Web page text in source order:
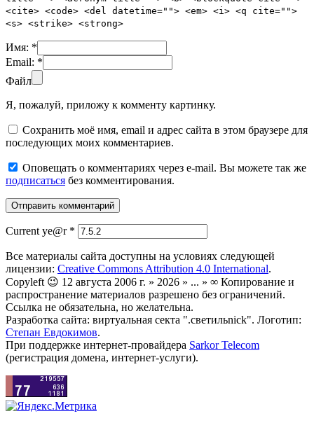
<cite> <code> <del datetime=""> <em> <i> <q cite="">
<s> <strike> <strong>
Имя: *
Email: *
Файл
Я, пожалуй, приложу к комменту картинку.
Сохранить моё имя, email и адрес сайта в этом браузере для
последующих моих комментариев.
Оповещать о комментариях через e-mail. Вы можете так же
подписаться без комментирования.
Current ye@r *
Все материалы сайта доступны на условиях следующей
лицензии: Creative Commons Attribution 4.0 International.
Copyleft 😉 12 августа 2006 г. » 2026 » ... » ∞ Копирование и
распространение материалов разрешено без ограничений.
Ссылка не обязательна, но желательна.
Разработка сайта: виртуальная секта ".светильnick". Логотип:
Степан Евдокимов.
При поддержке интернет-провайдера Sarkor Telecom
(регистрация домена, интернет-услуги).